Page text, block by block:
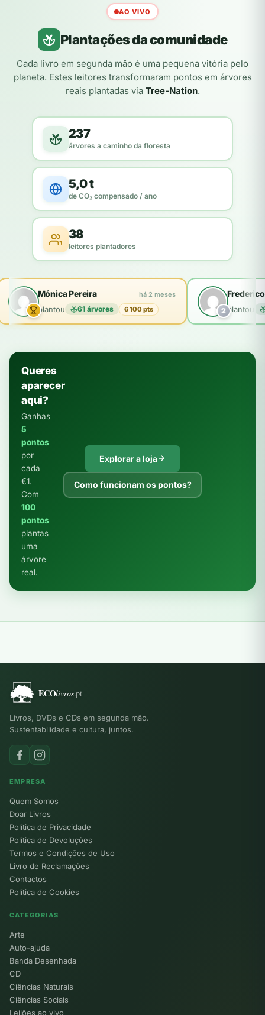
AO VIVO
Plantações da comunidade
Cada livro em segunda mão é uma pequena vitória pelo
planeta. Estes leitores transformaram pontos em árvores
reais plantadas via Tree-Nation.
237
árvores a caminho da floresta
5,0 t
de CO₂ compensado / ano
38
leitores plantadores
Mónica Pereira há 2 meses
plantou 61 árvores 6 100 pts 2plantou
Queres
aparecer
aqui?
Ganhas
5
pontos
por
cada
€1.
Com
100
pontos
plantas
uma
árvore
real.
Explorar a loja
Como funcionam os pontos?
Livros, DVDs e CDs em segunda mão.
Sustentabilidade e cultura, juntos.
EMPRESA
Quem Somos
Doar Livros
Política de Privacidade
Política de Devoluções
Termos e Condições de Uso
Livro de Reclamações
Contactos
Política de Cookies
CATEGORIAS
Arte
Auto-ajuda
Banda Desenhada
CD
Ciências Naturais
Ciências Sociais
Leilões ao vivo